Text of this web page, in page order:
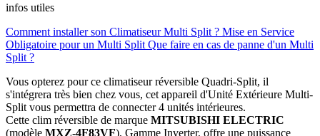
infos utiles
Comment installer son Climatiseur Multi Split ? Mise en Service
Obligatoire pour un Multi Split Que faire en cas de panne d'un Multi
Split ?
Vous opterez pour ce climatiseur réversible Quadri-Split, il
s'intégrera très bien chez vous, cet appareil d'Unité Extérieure Multi-
Split vous permettra de connecter 4 unités intérieures.
Cette clim réversible de marque MITSUBISHI ELECTRIC
(modèle MXZ-4F83VF), Gamme Inverter, offre une puissance